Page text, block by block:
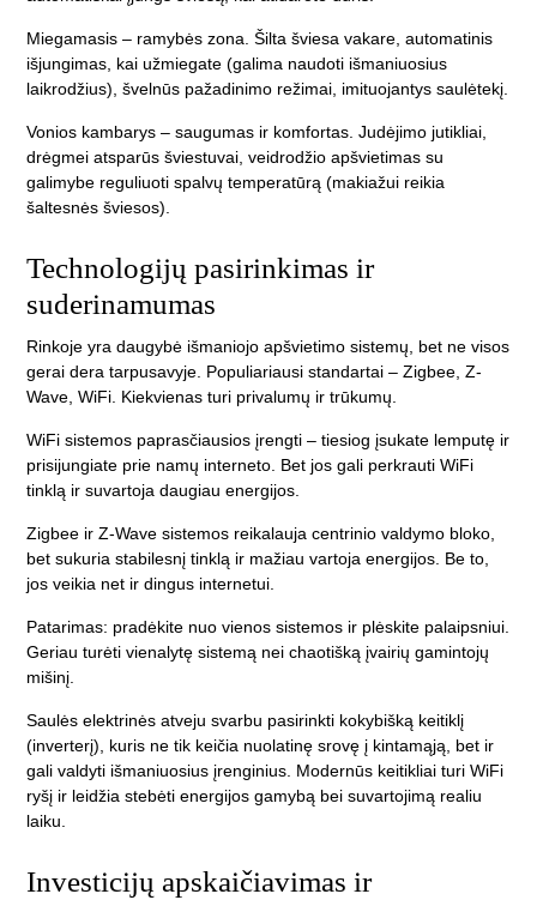
Miegamasis – ramybės zona. Šilta šviesa vakare, automatinis
išjungimas, kai užmiegate (galima naudoti išmaniuosius
laikrodžius), švelnūs pažadinimo režimai, imituojantys saulėtekį.
Vonios kambarys – saugumas ir komfortas. Judėjimo jutikliai,
drėgmei atsparūs šviestuvai, veidrodžio apšvietimas su
galimybe reguliuoti spalvų temperatūrą (makiažui reikia
šaltesnės šviesos).
Technologijų pasirinkimas ir
suderinamumas
Rinkoje yra daugybė išmaniojo apšvietimo sistemų, bet ne visos
gerai dera tarpusavyje. Populiariausi standartai – Zigbee, Z-
Wave, WiFi. Kiekvienas turi privalumų ir trūkumų.
WiFi sistemos paprasčiausios įrengti – tiesiog įsukate lemputę ir
prisijungiate prie namų interneto. Bet jos gali perkrauti WiFi
tinklą ir suvartoja daugiau energijos.
Zigbee ir Z-Wave sistemos reikalauja centrinio valdymo bloko,
bet sukuria stabilesnį tinklą ir mažiau vartoja energijos. Be to,
jos veikia net ir dingus internetui.
Patarimas: pradėkite nuo vienos sistemos ir plėskite palaipsniui.
Geriau turėti vienalytę sistemą nei chaotišką įvairių gamintojų
mišinį.
Saulės elektrinės atveju svarbu pasirinkti kokybišką keitiklį
(inverterį), kuris ne tik keičia nuolatinę srovę į kintamąją, bet ir
gali valdyti išmaniuosius įrenginius. Modernūs keitikliai turi WiFi
ryšį ir leidžia stebėti energijos gamybą bei suvartojimą realiu
laiku.
Investicijų apskaičiavimas ir